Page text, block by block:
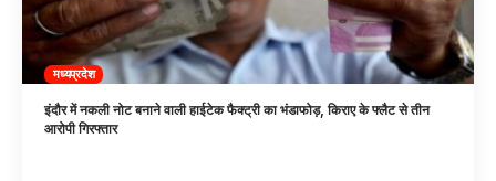
मध्यप्रदेश
इंदौर में नकली नोट बनाने वाली हाईटेक फैक्ट्री का भंडाफोड़, किराए के फ्लैट से तीन
आरोपी गिरफ्तार